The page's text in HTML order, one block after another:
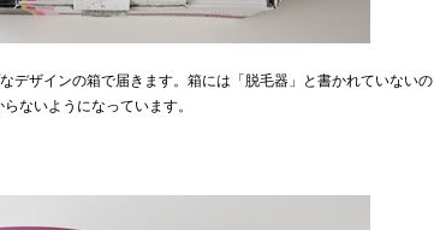
デザインの箱で届きます。箱には「脱毛器」と書かれていないの
ないようになっています。